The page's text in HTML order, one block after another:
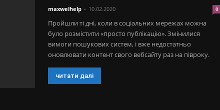
maxwelhelp - 10.02.2020 0
Пройшли ті дні, коли в соціальних мережах можна
було розмістити «просто публікацію». Змінилися
вимоги пошукових систем, і вже недостатньо
оновлювати контент свого вебсайту раз на півроку.
читати далі